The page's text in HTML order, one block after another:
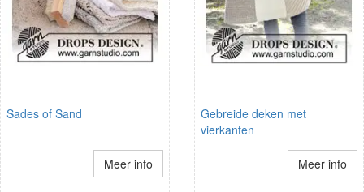
Sades of Sand
Meer info
Gebreide deken met
vierkanten
Meer info